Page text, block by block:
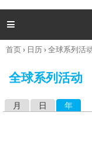

你
这
首页› 日历›全球系列活
全球系列活动
月 日 年